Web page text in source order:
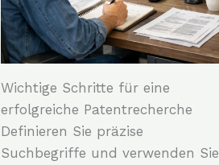
Wichtige Schritte für eine
erfolgreiche Patentrecherche
Definieren Sie präzise
Suchbegriffe und verwenden Sie